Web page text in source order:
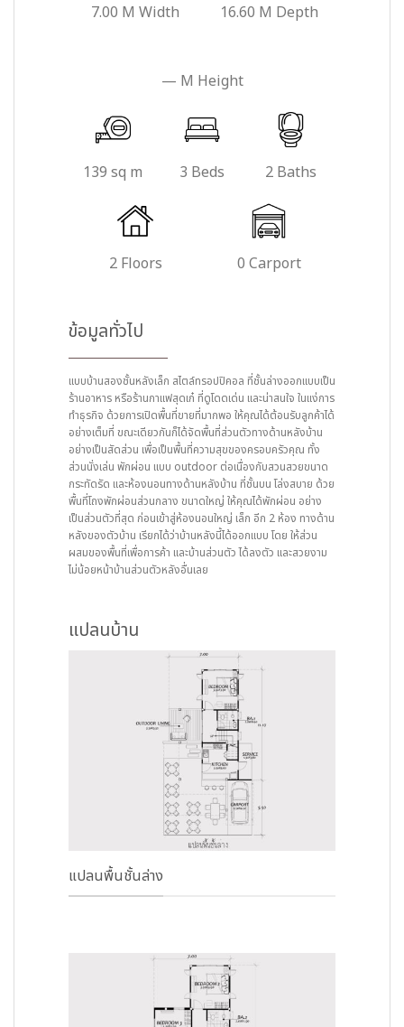
7.00 M Width 16.60 M Depth
— M Height
139 sq m 3 Beds 2 Baths
2 Floors 0 Carport
ข้อมูลทั่วไป
แบบบ้านสองชั้นหลังเล็ก สไตล์ทรอปปิคอล ที่ชั้นล่างออกแบบเป็น
ร้านอาหาร หรือร้านกาแฟสุดเก๋ ที่ดูโดดเด่น และน่าสนใจ ในแง่การ
ทำธุรกิจ ด้วยการเปิดพื้นที่ขายที่มากพอ ให้คุณได้ต้อนรับลูกค้าได้
อย่างเต็มที่ ขณะเดียวกันก็ได้จัดพื้นที่ส่วนตัวทางด้านหลังบ้าน
อย่างเป็นสัดส่วน เพื่อเป็นพื้นที่ความสุขของครอบครัวคุณ ทั้ง
ส่วนนั่งเล่น พักผ่อน แบบ outdoor ต่อเนื่องกับสวนสวยขนาด
กระทัดรัด และห้องนอนทางด้านหลังบ้าน ที่ชั้นบน โล่งสบาย ด้วย
พื้นที่โถงพักผ่อนส่วนกลาง ขนาดใหญ่ ให้คุณได้พักผ่อน อย่าง
เป็นส่วนตัวที่สุด ก่อนเข้าสู่ห้องนอนใหญ่ เล็ก อีก 2 ห้อง ทางด้าน
หลังของตัวบ้าน เรียกได้ว่าบ้านหลังนี้ได้ออกแบบ โดย ให้ส่วน
ผสมของพื้นที่เพื่อการค้า และบ้านส่วนตัว ได้ลงตัว และสวยงาม
ไม่น้อยหน้าบ้านส่วนตัวหลังอื่นเลย
แปลนบ้าน
แปลนพื้นชั้นล่าง